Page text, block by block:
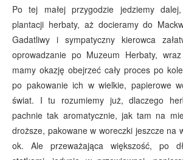
Po tej małej przygodzie jedziemy
plantacji herbaty, aż docieramy do
Gadatliwy i sympatyczny kierowca
oprowadzanie po Muzeum Herbaty,
mamy okazję obejrzeć cały proces po
po pakowanie ich w wielkie, papierowe
świat. I tu rozumiemy już, dlaczego
pachnie tak aromatycznie, jak tam na
droższe, pakowane w woreczki jeszcze na
ok. Ale przeważająca większość, po